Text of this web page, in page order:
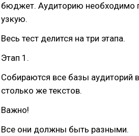
бюджет. Аудиторию необходимо
узкую.
Весь тест делится на три этапа.
Этап 1.
Собираются все базы аудиторий
столько же текстов.
Важно!
Все они должны быть разными.